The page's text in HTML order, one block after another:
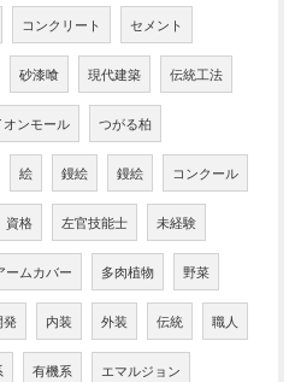
コンクリート セメント
砂漆喰 現代建築 伝統工法
オンモール つがる柏
絵 鏝絵 鏝絵 コンクール
資格 左官技能士 未経験
ームカバー 多肉植物 野菜
発 内装 外装 伝統 職人
有機系 エマルジョン